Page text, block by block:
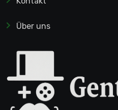
Über uns